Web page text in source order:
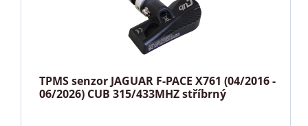
TPMS senzor JAGUAR F-PACE X761 (04/2016 -
06/2026) CUB 315/433MHZ stříbrný